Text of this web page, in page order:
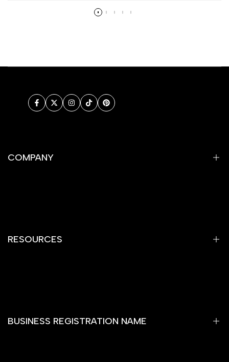
Facebook
TwitterInstagram
TikTokPinterest
COMPANY
RESOURCES
BUSINESS REGISTRATION NAME